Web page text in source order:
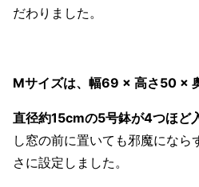
だわりました。
Mサイズは、幅69 × 高さ50 ×
直径約15cmの5号鉢が4つほど
し窓の前に置いても邪魔になら
さに設定しました。